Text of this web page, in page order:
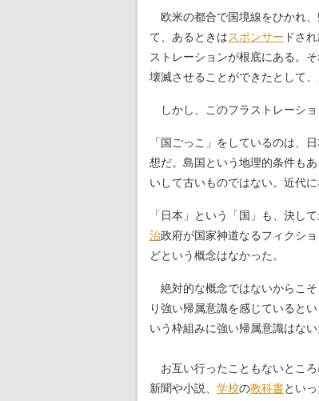
欧米の都合で国境線をひかれ、
て、あるときはスポンサー ドさ
ストレーションが根底にある。
壊滅させることができたとして
しかし、このフラストレーショ
「国ごっこ」をしているのは、
想だ。島国という地理的条件も
いして古いものではない。近代
「日本」という「国」も、決し
治政府が国家神道なるフィクシ
どという概念はなかった。
絶対的な概念ではないからこそ
り強い帰属意識を感じていると
いう枠組みに強い帰属意識はない
お互い行ったこともないところ
新聞や小説、 学校の教科書とい